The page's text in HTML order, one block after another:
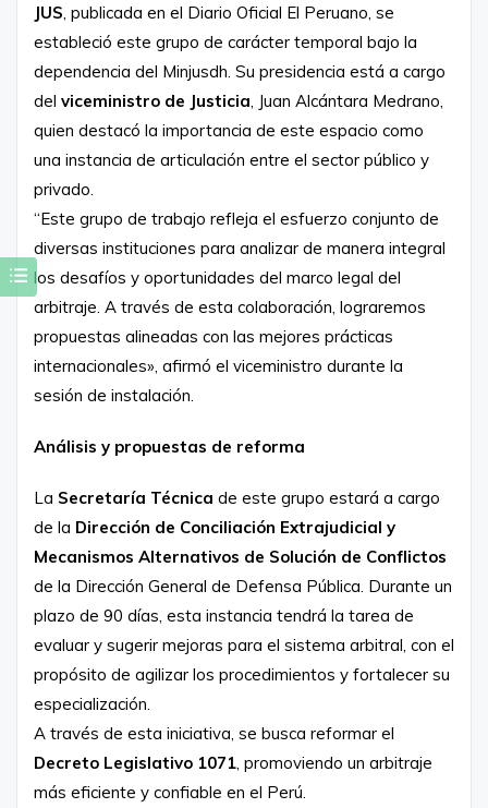
JUS , publicada en el Diario Oficial El Peruano, se
estableció este grupo de carácter temporal bajo la
dependencia del Minjusdh. Su presidencia está a cargo
del viceministro de Justicia , Juan Alcántara Medrano,
quien destacó la importancia de este espacio como
una instancia de articulación entre el sector público y
privado.
“Este grupo de trabajo refleja el esfuerzo conjunto de
diversas instituciones para analizar de manera integral
los desafíos y oportunidades del marco legal del
arbitraje. A través de esta colaboración, lograremos
propuestas alineadas con las mejores prácticas
internacionales», afirmó el viceministro durante la
sesión de instalación.
Análisis y propuestas de reforma
La Secretaría Técnica de este grupo estará a cargo
de la Dirección de Conciliación Extrajudicial y
Mecanismos Alternativos de Solución de Conflictos
de la Dirección General de Defensa Pública. Durante un
plazo de 90 días, esta instancia tendrá la tarea de
evaluar y sugerir mejoras para el sistema arbitral, con el
propósito de agilizar los procedimientos y fortalecer su
especialización.
A través de esta iniciativa, se busca reformar el
Decreto Legislativo 1071 , promoviendo un arbitraje
más eficiente y confiable en el Perú.